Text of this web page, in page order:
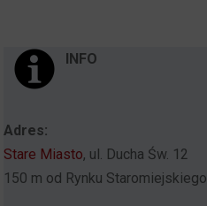
INFO
Adres:
Stare Miasto, ul. Ducha Św. 12
150 m od Rynku Staromiejskiego